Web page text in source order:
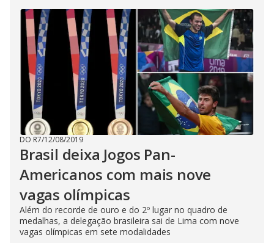
DO R7/12/08/2019
Brasil deixa Jogos Pan-
Americanos com mais nove
vagas olímpicas
Além do recorde de ouro e do 2º lugar no quadro de
medalhas, a delegação brasileira sai de Lima com nove
vagas olímpicas em sete modalidades